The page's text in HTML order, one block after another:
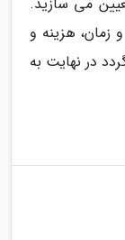
زمان، هزینه و
در نهایت به